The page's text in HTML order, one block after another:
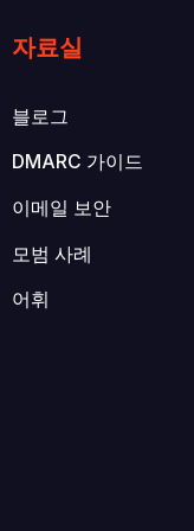
자료실
블로그
DMARC 가이드
이메일 보안
모범 사례
어휘